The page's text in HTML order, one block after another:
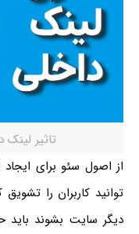
تاثیر لینک
از اصول سئو برای
توانید کاربران را
دیگر سایت بشوند باید